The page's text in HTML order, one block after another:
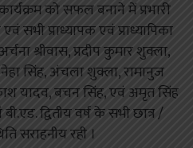
को सफल बनाने में प्रभारी
सभी प्राध्यापक एवं प्राध्यापिका
श्रीवास, प्रदीप कुमार शुक्ला,
नेहा सिंह, अंचला शुक्ला, रामानुज
यादव, बचन सिंह, एवं अमृत सिंह
द्वितीय वर्ष के सभी छात्र /
सराहनीय रही ।